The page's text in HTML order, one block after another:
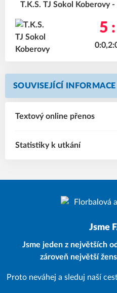
T.K.S. TJ Sokol Koberovy
5
SOUVISEJÍCÍ INFORMACE
Textový online přenos
Statistiky k utkání
Jsme
Jsme jeden z největších
zároveň největší
Proto neváhej a sleduj naší